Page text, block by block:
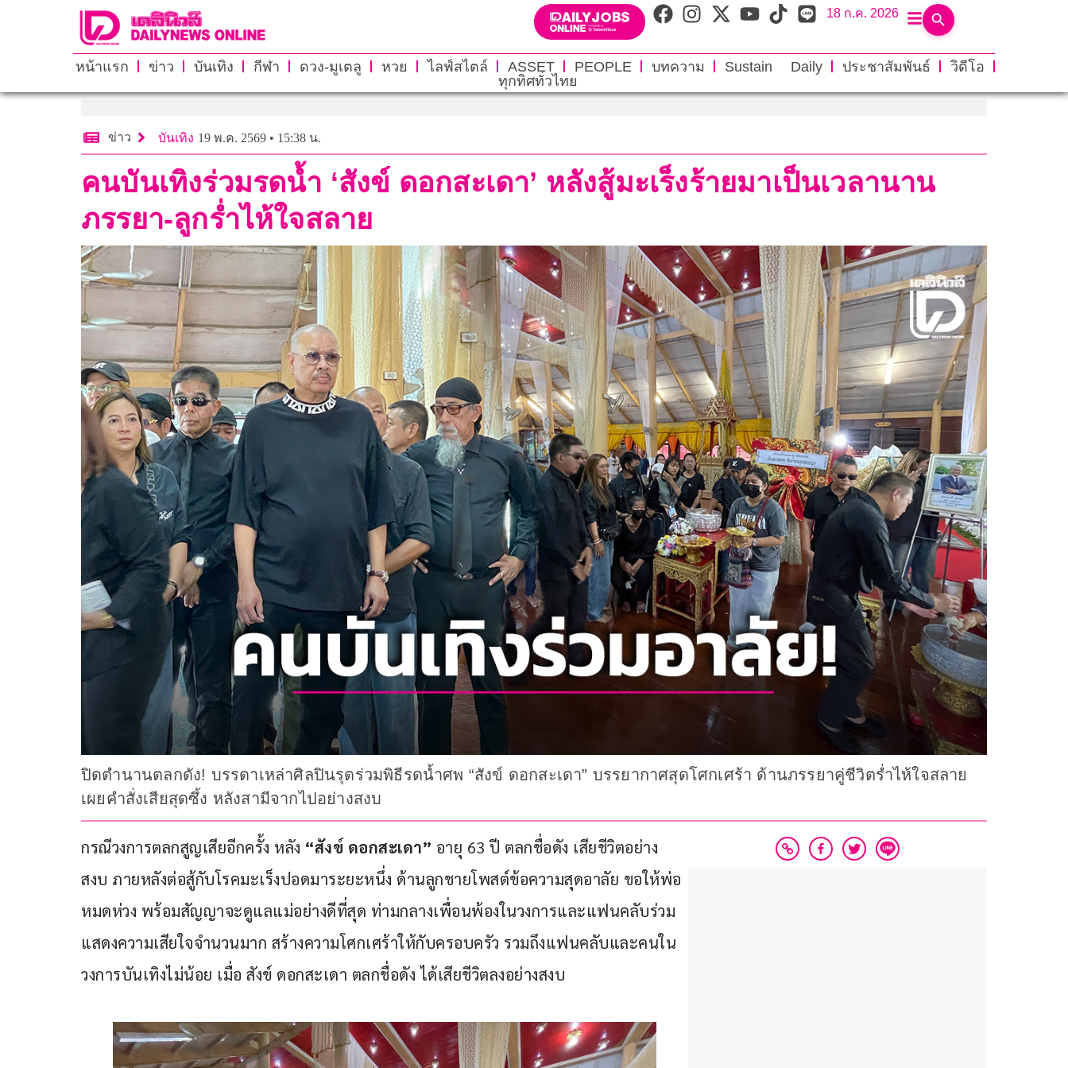
18 ก.ค. 2026
หน้าแรก ข่าว บันเทิง กีฬา ดวง-มูเตลู หวย ไลฟ์สไตล์ ASSET PEOPLE บทความ Sustain Daily ประชาสัมพันธ์
วิดีโอ
ทุกทิศทั่วไทย
ข่าว บันเทิง 19 พ.ค. 2569 • 15:38 น.
คนบันเทิงร่วมรดน้ำ ‘สังข์ ดอกสะเดา’ หลังสู้มะเร็งร้ายมาเป็นเวลานาน
ภรรยา-ลูกร่ำไห้ใจสลาย
ปิดตำนานตลกดัง! บรรดาเหล่าศิลปินรุดร่วมพิธีรดน้ำศพ “สังข์ ดอกสะเดา” บรรยากาศสุดโศกเศร้า ด้านภรรยาคู่ชีวิตร่ำไห้ใจสลาย
เผยคำสั่งเสียสุดซึ้ง หลังสามีจากไปอย่างสงบ
กรณีวงการตลกสูญเสียอีกครั้ง หลัง “สังข์ ดอกสะเดา” อายุ 63 ปี ตลกชื่อดัง เสียชีวิตอย่าง
สงบ ภายหลังต่อสู้กับโรคมะเร็งปอดมาระยะหนึ่ง ด้านลูกชายโพสต์ข้อความสุดอาลัย ขอให้พ่อ
หมดห่วง พร้อมสัญญาจะดูแลแม่อย่างดีที่สุด ท่ามกลางเพื่อนพ้องในวงการและแฟนคลับร่วม
แสดงความเสียใจจำนวนมาก สร้างความโศกเศร้าให้กับครอบครัว รวมถึงแฟนคลับและคนใน
วงการบันเทิงไม่น้อย เมื่อ สังข์ ดอกสะเดา ตลกชื่อดัง ได้เสียชีวิตลงอย่างสงบ